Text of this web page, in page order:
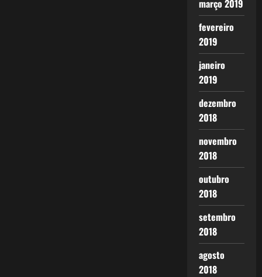
março 2019
fevereiro
2019
janeiro
2019
dezembro
2018
novembro
2018
outubro
2018
setembro
2018
agosto
2018